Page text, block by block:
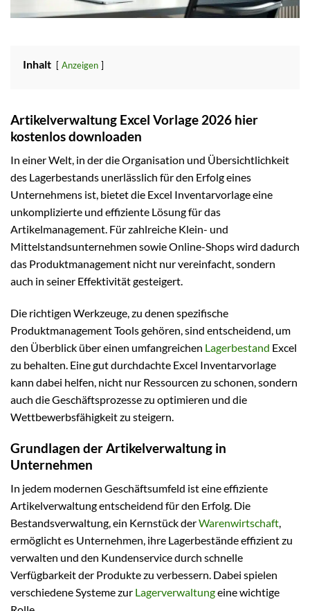
Inhalt Anzeigen
Artikelverwaltung Excel Vorlage 2026 hier
kostenlos downloaden
In einer Welt, in der die Organisation und Übersichtlichkeit
des Lagerbestands unerlässlich für den Erfolg eines
Unternehmens ist, bietet die Excel Inventarvorlage eine
unkomplizierte und effiziente Lösung für das
Artikelmanagement. Für zahlreiche Klein- und
Mittelstandsunternehmen sowie Online-Shops wird dadurch
das Produktmanagement nicht nur vereinfacht, sondern
auch in seiner Effektivität gesteigert.
Die richtigen Werkzeuge, zu denen spezifische
Produktmanagement Tools gehören, sind entscheidend, um
den Überblick über einen umfangreichen Lagerbestand Excel
zu behalten. Eine gut durchdachte Excel Inventarvorlage
kann dabei helfen, nicht nur Ressourcen zu schonen, sondern
auch die Geschäftsprozesse zu optimieren und die
Wettbewerbsfähigkeit zu steigern.
Grundlagen der Artikelverwaltung in
Unternehmen
In jedem modernen Geschäftsumfeld ist eine effiziente
Artikelverwaltung entscheidend für den Erfolg. Die
Bestandsverwaltung, ein Kernstück derWarenwirtschaft,
ermöglicht es Unternehmen, ihre Lagerbestände effizient zu
verwalten und den Kundenservice durch schnelle
Verfügbarkeit der Produkte zu verbessern. Dabei spielen
verschiedene Systeme zur Lagerverwaltungeine wichtige